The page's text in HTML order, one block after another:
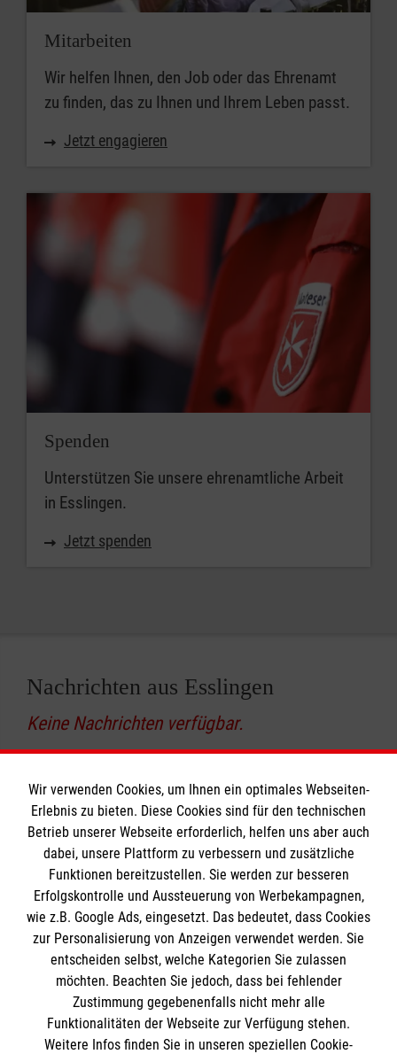
Mitarbeiten
Wir helfen Ihnen, den Job oder das Ehrenamt
zu finden, das zu Ihnen und Ihrem Leben passt.
Jetzt engagieren
Spenden
Unterstützen Sie unsere ehrenamtliche Arbeit
in Esslingen.
Jetzt spenden
Nachrichten aus Esslingen
Keine Nachrichten verfügbar.
Informationen
Impressum
Datenschutz
Barrierefreiheit
Kontakt
Die Malteser
Malteser in Deutschland
Malteserorden
Sharepoint
Spendenkonto
Wir verwenden Cookies, um Ihnen ein optimales Webseiten-
Erlebnis zu bieten. Diese Cookies sind für den technischen
Betrieb unserer Webseite erforderlich, helfen uns aber auch
dabei, unsere Plattform zu verbessern und zusätzliche
Funktionen bereitzustellen. Sie werden zur besseren
Erfolgskontrolle und Aussteuerung von Werbekampagnen,
wie z.B. Google Ads, eingesetzt. Das bedeutet, dass Cookies
zur Personalisierung von Anzeigen verwendet werden. Sie
entscheiden selbst, welche Kategorien Sie zulassen
möchten. Beachten Sie jedoch, dass bei fehlender
Zustimmung gegebenenfalls nicht mehr alle
Funktionalitäten der Webseite zur Verfügung stehen.
Weitere Infos finden Sie in unseren speziellen Cookie-